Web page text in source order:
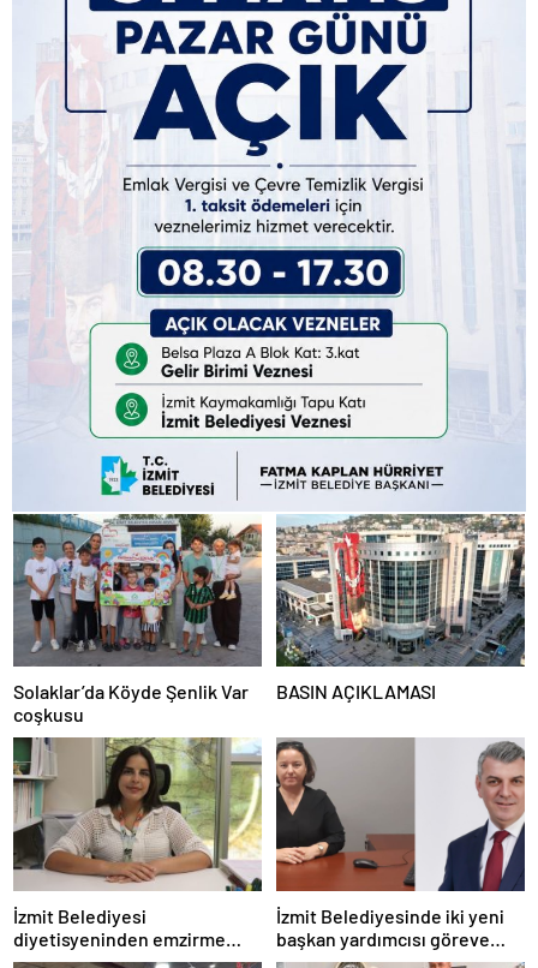
Solaklar’da Köyde Şenlik Var
coşkusu
BASIN AÇIKLAMASI
İzmit Belediyesi
diyetisyeninden emzirme
döneminde doğru beslenme
İzmit Belediyesinde iki yeni
başkan yardımcısı göreve
başladı